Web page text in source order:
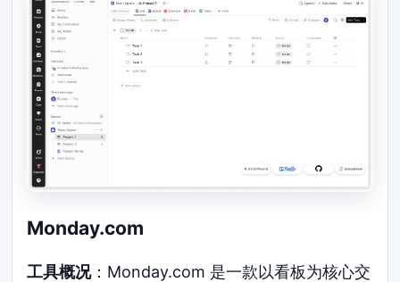
Monday.com
工具概况：Monday.com 是一款以看板为核心交